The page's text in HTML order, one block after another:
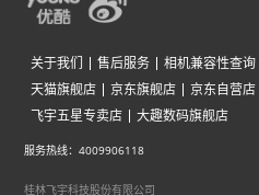
关于我们 售后服务 相机兼容性查询
天猫旗舰店
京东旗舰店 京东自营店
飞宇五星专卖店
大趣数码旗舰店
服务热线：4009906118
桂林飞宇科技股份有限公司